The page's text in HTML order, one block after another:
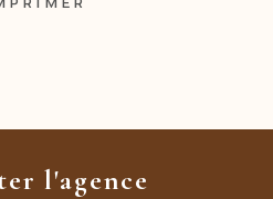
l'agence